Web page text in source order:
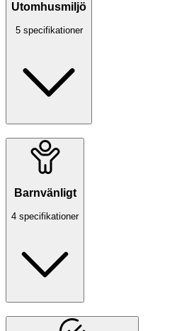
Utomhusmiljö
5 specifikationer
Barnvänligt
4 specifikationer